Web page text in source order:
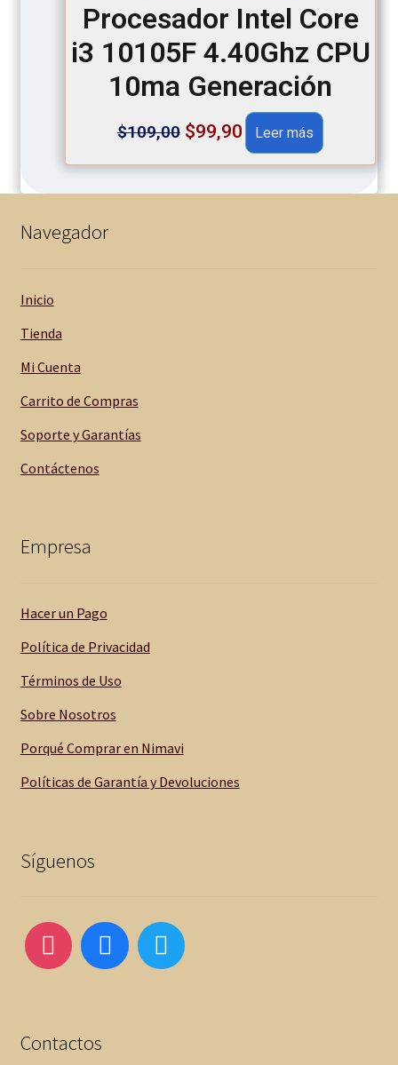
$175,00.$155,99.
Procesador Intel Core
i3 10105F 4.40Ghz CPU
10ma Generación
$109,00 Original
$99,90Current
price
Leer más
Navegador
Inicio
Tienda
Mi Cuenta
Carrito de Compras
Soporte y Garantías
Contáctenos
Empresa
Hacer un Pago
Política de Privacidad
Términos de Uso
Sobre Nosotros
Porqué Comprar en Nimavi
Políticas de Garantía y Devoluciones
Síguenos
Contactos